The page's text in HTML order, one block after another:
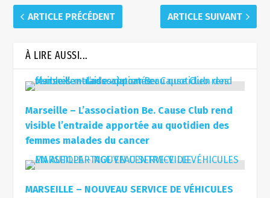
ARTICLE PRÉCÉDENT ARTICLE SUIVANT
À LIRE AUSSI...
Marseille – L’association Be. Cause Club rend
visible l’entraide apportée au quotidien des
femmes malades du cancer
MARSEILLE – NOUVEAU SERVICE DE VÉHICULES